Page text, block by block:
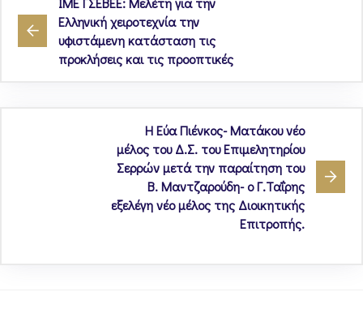
Ελληνική χειροτεχνία την
υφιστάμενη κατάσταση τις
προκλήσεις και τις προοπτικές
Η Εύα Πιένκος- Ματάκου νέο
μέλος του Δ.Σ. του Επιμελητηρίου
Σερρών μετά την παραίτηση του
Β. Μαντζαρούδη- ο Γ.Ταΐρης
εξελέγη νέο μέλος της Διοικητικής
Επιτροπής.